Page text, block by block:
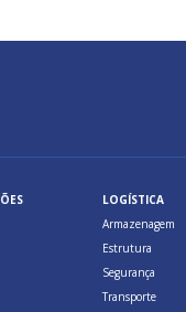
LOGÍSTICA
Armazenagem
Estrutura
Segurança
Transporte